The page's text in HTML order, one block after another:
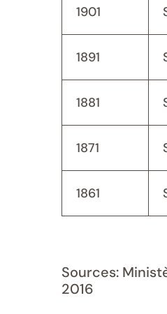
1901
1891
1881
1871
1861
Sources:
2016